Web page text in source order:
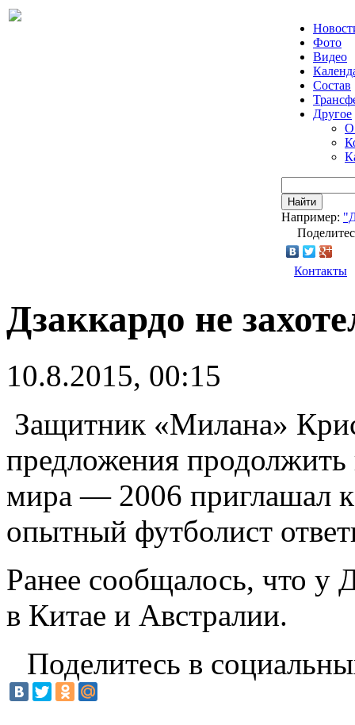
Фото
Видео
Состав
Другое
О
Найти
Например:
Контакты
Дзаккардо не
10.8.2015, 00:15
Защитник «Милана»
предложения
мира — 2006 приглашал
опытный футболист
Ранее сообщалось, что у
в Китае и Австралии.
Поделитесь в